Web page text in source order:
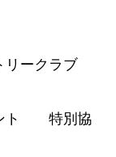
ークラブ
ント 特別協